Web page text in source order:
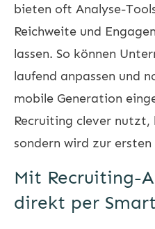
bieten oft Analyse-
Reichweite und
lassen. So können
laufend anpassen und
mobile Generation
Recruiting clever
sondern wird zur
Mit Recruiting-
direkt per